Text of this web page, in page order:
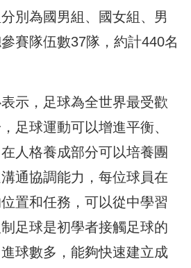
別為國男組、國女組、男
賽隊伍數37隊，約計440名
示，足球為全世界最受歡
足球運動可以增進平衡、
人格養成部分可以培養團
通協調能力，每位球員在
置和任務，可以從中學習
足球是初學者接觸足球的
球數多，能夠快速建立成